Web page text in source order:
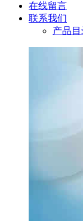
在线留言
联系我们
产品